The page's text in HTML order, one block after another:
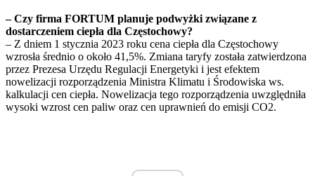
– Czy firma FORTUM planuje podwyżki związane z
dostarczeniem ciepła dla Częstochowy?
– Z dniem 1 stycznia 2023 roku cena ciepła dla Częstochowy
wzrosła średnio o około 41,5%. Zmiana taryfy została zatwierdzona
przez Prezesa Urzędu Regulacji Energetyki i jest efektem
nowelizacji rozporządzenia Ministra Klimatu i Środowiska ws.
kalkulacji cen ciepła. Nowelizacja tego rozporządzenia uwzględniła
wysoki wzrost cen paliw oraz cen uprawnień do emisji CO2.